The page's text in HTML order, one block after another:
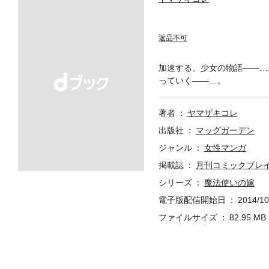
返品不可
加速する、少女の物語――…
っていく――…。
著者
ヤマザキコレ
出版社
マッグガーデン
ジャンル
女性マンガ
掲載誌
月刊コミックブレ
シリーズ
魔法使いの嫁
電子版配信開始日
2014/
ファイルサイズ
82.95 MB